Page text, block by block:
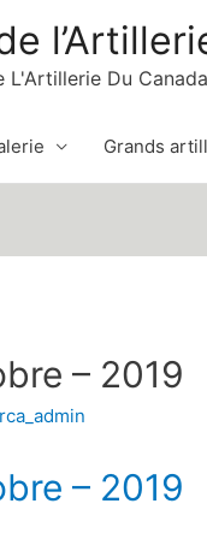
L'Artillerie Du Canada
Grands
– 2019
rca_admin
– 2019